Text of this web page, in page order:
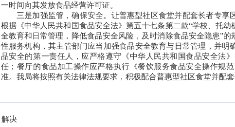
一时间向其发放食品经营许可证。
三是加强监管，确保安全。让普惠型社区食堂并配套长者专享
根据《中华人民共和国食品安全法》第五十七条第二款“学校、托
全教育和日常管理，降低食品安全风险，及时消除食品安全隐患”
性服务机构，其主管部门应当加强食品安全教育与日常管理，并
品安全的第一责任人，应严格遵守《中华人民共和国食品安全法
任；餐厅的食品加工操作应严格执行《餐饮服务食品安全操作规
准。我局将按照有关法律法规要求，积极配合普惠型社区食堂并配
解决